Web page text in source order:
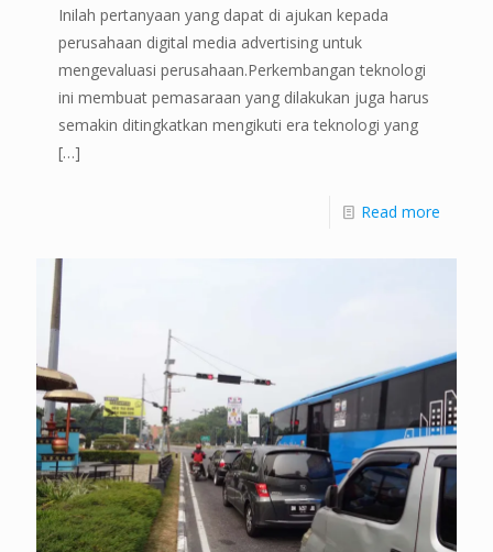
Inilah pertanyaan yang dapat di ajukan kepada
perusahaan digital media advertising untuk
mengevaluasi perusahaan.Perkembangan teknologi
ini membuat pemasaraan yang dilakukan juga harus
semakin ditingkatkan mengikuti era teknologi yang
[…]
Read more